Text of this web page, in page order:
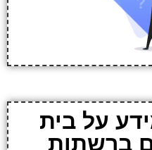
על בית
ברשתות